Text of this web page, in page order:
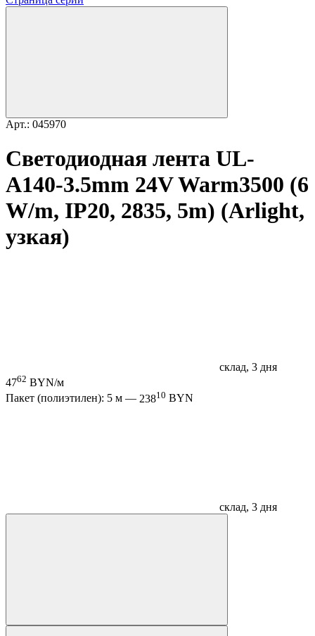
Арт.: 045970
Светодиодная лента UL-
A140-3.5mm 24V Warm3500 (6
W/m, IP20, 2835, 5m) (Arlight,
узкая)
склад, 3 дня
4762 BYN/м
Пакет (полиэтилен): 5 м — 23810 BYN
склад, 3 дня